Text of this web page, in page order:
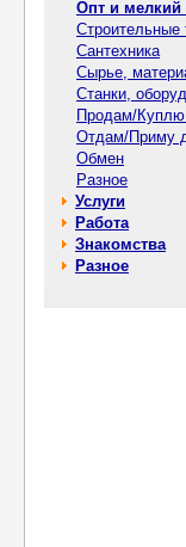
Опт и мелкий
Строительные
Сантехника
Сырье,
Станки,
Продам/Куплю
Отдам/Приму
Обмен
Разное
Услуги
Работа
Знакомства
Разное